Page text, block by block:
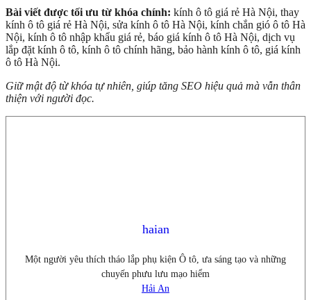
Bài viết được tối ưu từ khóa chính: kính ô tô giá rẻ Hà Nội, thay
kính ô tô giá rẻ Hà Nội, sửa kính ô tô Hà Nội, kính chắn gió ô tô Hà
Nội, kính ô tô nhập khẩu giá rẻ, báo giá kính ô tô Hà Nội, dịch vụ
lắp đặt kính ô tô, kính ô tô chính hãng, bảo hành kính ô tô, giá kính
ô tô Hà Nội.
Giữ mật độ từ khóa tự nhiên, giúp tăng SEO hiệu quả mà vẫn thân
thiện với người đọc.
haian
Một người yêu thích tháo lắp phụ kiện Ô tô, ưa sáng tạo và những
chuyến phưu lưu mạo hiểm
Hải An